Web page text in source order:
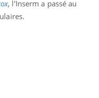
, l’Inserm a passé au